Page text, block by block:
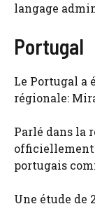
langage
Portugal
Le Portugal a
régionale:
Parlé dans la
officiellement
portugais
Une étude de